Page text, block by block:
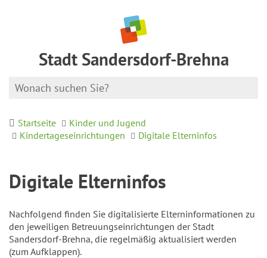
Stadt Sandersdorf-Brehna
Startseite
Kinder und Jugend
Kindertageseinrichtungen
Digitale Elterninfos
Digitale Elterninfos
Nachfolgend finden Sie digitalisierte Elterninformationen zu
den jeweiligen Betreuungseinrichtungen der Stadt
Sandersdorf-Brehna, die regelmäßig aktualisiert werden
(zum Aufklappen).